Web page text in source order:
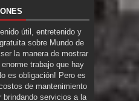
útil, entretenido y
sobre Mundo de
la manera de mostrar
trabajo que hay
es obligación! Pero es
de mantenimiento
brindando servicios a la